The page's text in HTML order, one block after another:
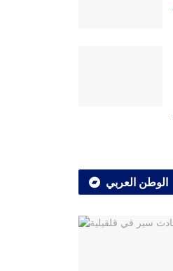
الوطن العربي